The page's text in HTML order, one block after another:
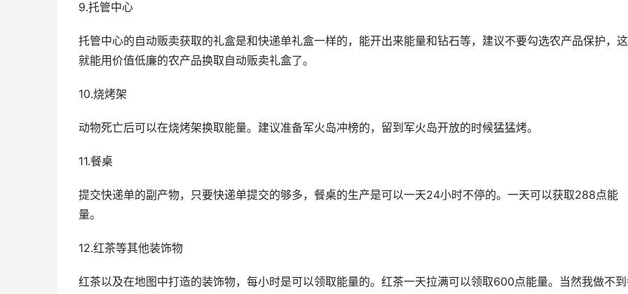
9.托管中心
托管中心的自动贩卖获取的礼盒是和快递单礼盒一样的，能开出来能量和钻石等，建议不要勾选农产品保护，
就能用价值低廉的农产品换取自动贩卖礼盒了。
10.烧烤架
动物死亡后可以在烧烤架换取能量。建议准备军火岛冲榜的，留到军火岛开放的时候猛猛烤。
11.餐桌
提交快递单的副产物，只要快递单提交的够多，餐桌的生产是可以一天24小时不停的。一天可以获取288点能
量。
12.红茶等其他装饰物
红茶以及在地图中打造的装饰物，每小时是可以领取能量的。红茶一天拉满可以领取600点能量。当然我做不